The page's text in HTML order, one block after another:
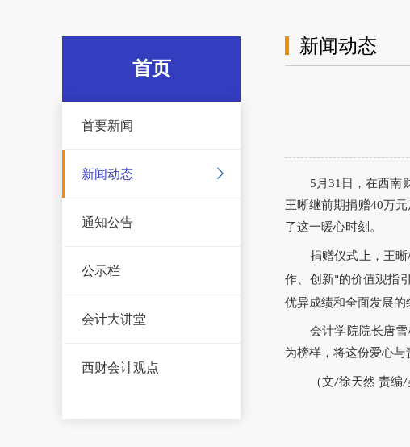
首页
首要新闻
新闻动态
通知公告
公示栏
会计大讲堂
西财会计观点
新闻动态
5月31日，在西南
王晰继前期捐赠40万
了这一暖心时刻。
捐赠仪式上，王
作、创新"的价值观指
优异成绩和全面发展的
会计学院院长唐
为榜样，将这份爱心与
（文/徐天然 责编/